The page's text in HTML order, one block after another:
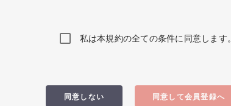
私は本規約の全ての条件に同意します。
同意して会員登録へ
同意しない